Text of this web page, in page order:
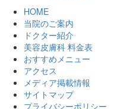
HOME
当院のご案内
ドクター紹介
美容皮膚科 料金表
おすすめメニュー
アクセス
メディア掲載情報
サイトマップ
プライバシーポリシー